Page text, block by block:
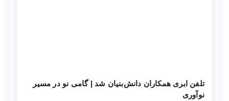
تلفن ابری همکاران دانش‌‌بنیان شد | گامی نو در مسیر
نوآوری